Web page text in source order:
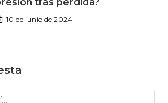
10 de junio de 2024